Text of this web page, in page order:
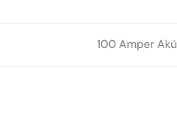
100 Amper Akü